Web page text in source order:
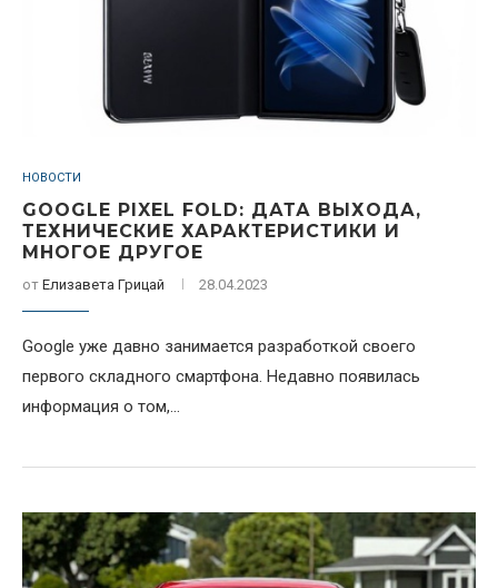
НОВОСТИ
GOOGLE PIXEL FOLD: ДАТА ВЫХОДА,
ТЕХНИЧЕСКИЕ ХАРАКТЕРИСТИКИ И
МНОГОЕ ДРУГОЕ
от Елизавета Грицай 28.04.2023
Google уже давно занимается разработкой своего
первого складного смартфона. Недавно появилась
информация о том,...